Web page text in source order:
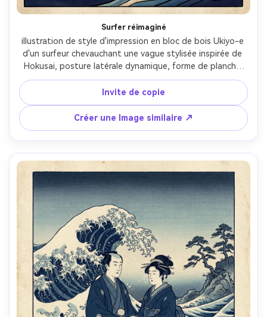
Surfer réimaginé
illustration de style d'impression en bloc de bois Ukiyo-e
d'un surfeur chevauchant une vague stylisée inspirée de
Hokusai, posture latérale dynamique, forme de planche
simplifiée, griffes en mousse se bouclant comme des
doigts, contours audacieux, dégradés bleus prussiens
avec ombrage bokashi, accents beige sableux, mise en
page d'affiche japonaise rétro, tampon rouge,
mouvement exhilarant, objectif 85mm, profondeur de
champ peu profonde, éclairage cinématographique doux-
AR 4:5
Invite de copie
Créer une Image similaire ↗